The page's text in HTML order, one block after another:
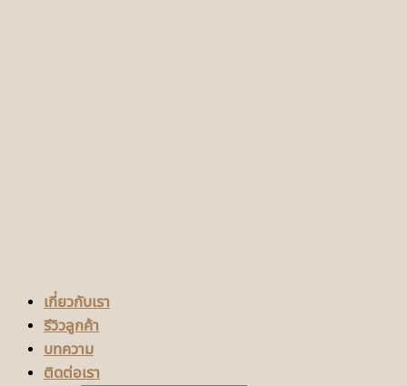
เกี่ยวกับเรา
รีวิวลูกค้า
บทความ
ติดต่อเรา